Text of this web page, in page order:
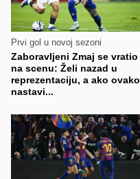
Prvi gol u novoj sezoni
Zaboravljeni Zmaj se vratio
na scenu: Želi nazad u
reprezentaciju, a ako ovako
nastavi...